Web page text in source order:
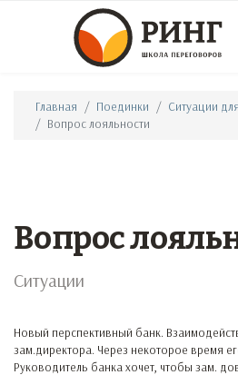
Главная Поединки
Ситуации
Вопрос лояльности
Вопрос
Ситуации
Новый перспективный банк.
зам.директора. Через некоторое время
Руководитель банка хочет, чтобы зам.